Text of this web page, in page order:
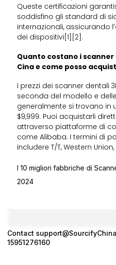
Queste certificazioni
soddisfino gli standard di
internazionali, assicurando
dei dispositivi[1][2].
Quanto costano i
Cina e come posso
I prezzi dei scanner dentali
seconda del modello e
generalmente si trovano in
$9,999. Puoi acquistarli
attraverso piattaforme di
come Alibaba. I termini di
includere T/T, Western
I 10 migliori fabbriche di
2024
Contact
15951276160